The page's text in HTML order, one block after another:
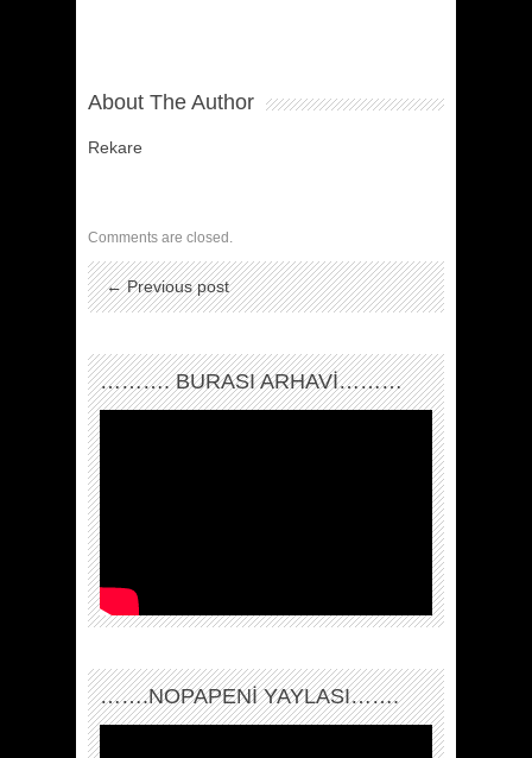
About The Author
Rekare
Comments are closed.
← Previous post
………. BURASI ARHAVİ………
…….NOPAPENİ YAYLASI…….